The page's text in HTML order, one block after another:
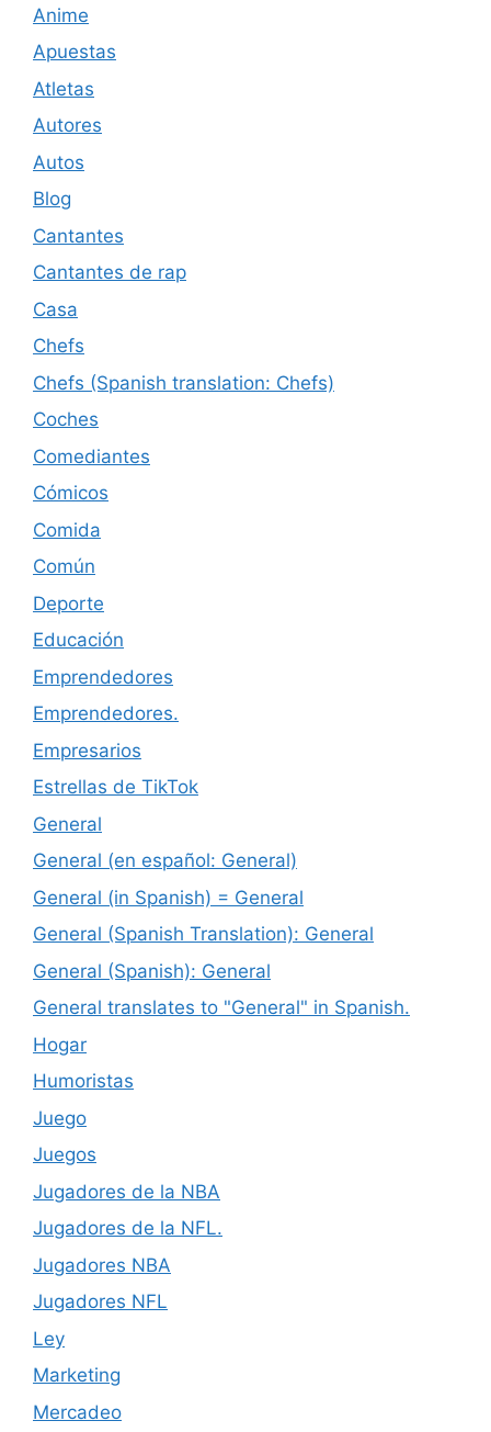
Anime
Apuestas
Atletas
Autores
Autos
Blog
Cantantes
Cantantes de rap
Casa
Chefs
Chefs (Spanish translation: Chefs)
Coches
Comediantes
Cómicos
Comida
Común
Deporte
Educación
Emprendedores
Emprendedores.
Empresarios
Estrellas de TikTok
General
General (en español: General)
General (in Spanish) = General
General (Spanish Translation): General
General (Spanish): General
General translates to "General" in Spanish.
Hogar
Humoristas
Juego
Juegos
Jugadores de la NBA
Jugadores de la NFL.
Jugadores NBA
Jugadores NFL
Ley
Marketing
Mercadeo